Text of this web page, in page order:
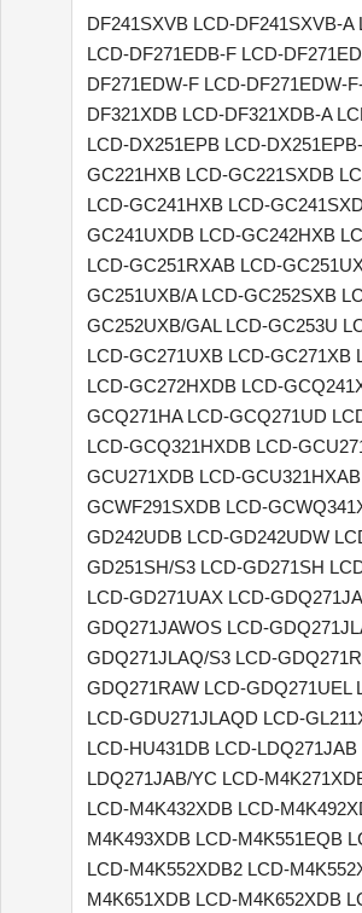
DF241SXVB LCD-DF241SXVB-A
LCD-DF271EDB-F LCD-
DF271EDW-F LCD-DF271EDW-
DF321XDB LCD-DF321XDB-A
LCD-DX251EPB LCD-
GC221HXB LCD-GC221SXDB
LCD-GC241HXB LCD-
GC241UXDB LCD-GC242HXB
LCD-GC251RXAB LCD-
GC251UXB/A LCD-GC252SXB
GC252UXB/GAL LCD-GC253U
LCD-GC271UXB LCD-GC271XB
LCD-GC272HXDB LCD-
GCQ271HA LCD-GCQ271UD
LCD-GCQ321HXDB LCD-
GCU271XDB LCD-
GCWF291SXDB LCD-
GD242UDB LCD-GD242UDW
GD251SH/S3 LCD-GD271SH
LCD-GD271UAX LCD-
GDQ271JAWOS LCD-
GDQ271JLAQ/S3 LCD-
GDQ271RAW LCD-GDQ271UEL
LCD-GDU271JLAQD LCD-
LCD-HU431DB LCD-LDQ271JAB
LDQ271JAB/YC LCD-
LCD-M4K432XDB LCD-
M4K493XDB LCD-M4K551EQB
LCD-M4K552XDB2 LCD-
M4K651XDB LCD-M4K652XDB